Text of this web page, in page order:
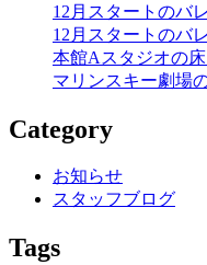
12月スタートのバ
12月スタートのバ
本館Aスタジオの
マリンスキー劇場
Category
お知らせ
スタッフブログ
Tags